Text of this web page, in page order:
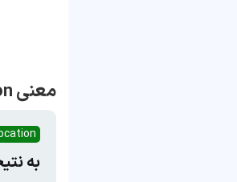
معنی draw to a conclusion
به